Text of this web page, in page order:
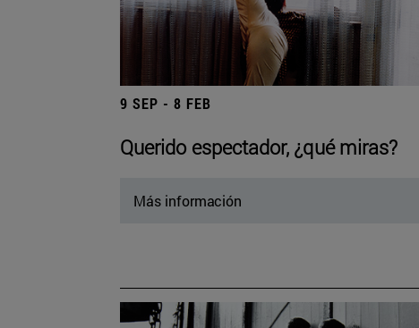
9 SEP - 8 FEB
Querido espectador, ¿qué miras?
Más información